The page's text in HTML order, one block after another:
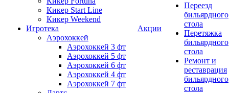
Кикер Start Line
Кикер Weekend
Игротека
Аэрохоккей
Аэрохоккей 3 фт
Аэрохоккей 5 фт
Аэрохоккей 6 фт
Аэрохоккей 4 фт
Аэрохоккей 7 фт
Акции
Переезд
бильярдного
стола
Перетяжка
бильярдного
стола
Ремонт и
реставрация
бильярдного
стола